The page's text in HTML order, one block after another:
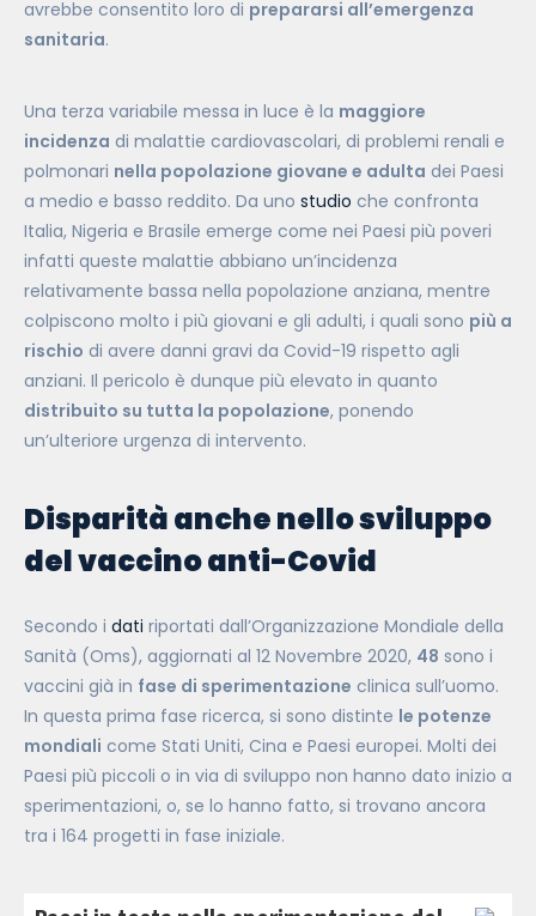
avrebbe consentito loro di prepararsi all’emergenza
sanitaria.
Una terza variabile messa in luce è la maggiore
incidenza di malattie cardiovascolari, di problemi renali e
polmonari nella popolazione giovane e adulta dei Paesi
a medio e basso reddito. Da uno studio che confronta
Italia, Nigeria e Brasile emerge come nei Paesi più poveri
infatti queste malattie abbiano un’incidenza
relativamente bassa nella popolazione anziana, mentre
colpiscono molto i più giovani e gli adulti, i quali sono più a
rischio di avere danni gravi da Covid-19 rispetto agli
anziani. Il pericolo è dunque più elevato in quanto
distribuito su tutta la popolazione, ponendo
un’ulteriore urgenza di intervento.
Disparità anche nello sviluppo
del vaccino anti-Covid
Secondo i dati riportati dall’Organizzazione Mondiale della
Sanità (Oms), aggiornati al 12 Novembre 2020, 48 sono i
vaccini già in fase di sperimentazione clinica sull’uomo.
In questa prima fase ricerca, si sono distinte le potenze
mondiali come Stati Uniti, Cina e Paesi europei. Molti dei
Paesi più piccoli o in via di sviluppo non hanno dato inizio a
sperimentazioni, o, se lo hanno fatto, si trovano ancora
tra i 164 progetti in fase iniziale.